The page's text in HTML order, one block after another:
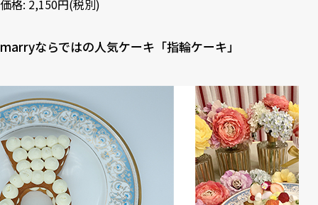
価格: 2,150円(税別)
marryならではの人気ケーキ「指輪ケーキ」